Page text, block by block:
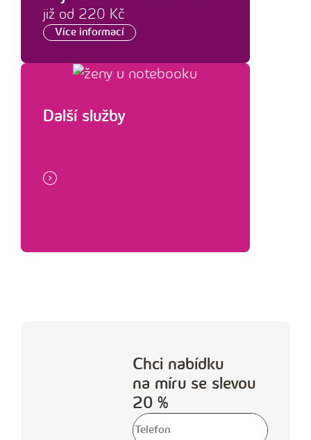
již od 220 Kč
Více informací
Další služby
Chci nabídku
na míru se slevou
20 %